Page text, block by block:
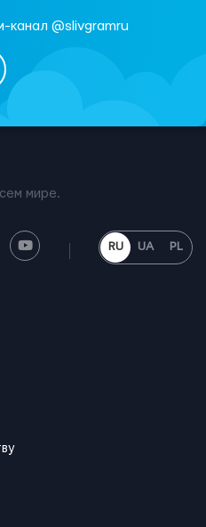
канал @slivgramru
мире.
RU UA PL